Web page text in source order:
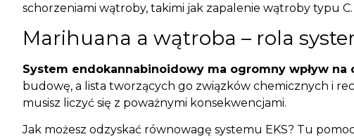
schorzeniami wątroby, takimi jak zapalenie wątroby typu
Marihuana a wątroba – rola
System endokannabinoidowy ma ogromny wpływ
budowę, a lista tworzących go związków chemicznych i
musisz liczyć się z poważnymi konsekwencjami.
Jak możesz odzyskać równowagę systemu EKS? Tu